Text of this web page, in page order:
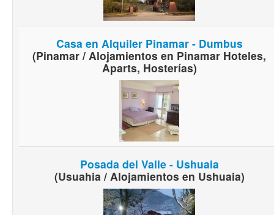
Casa en Alquiler Pinamar - Dumbus
(Pinamar / Alojamientos en Pinamar Hoteles,
Aparts, Hosterías)
Posada del Valle - Ushuaia
(Usuahia / Alojamientos en Ushuaia)